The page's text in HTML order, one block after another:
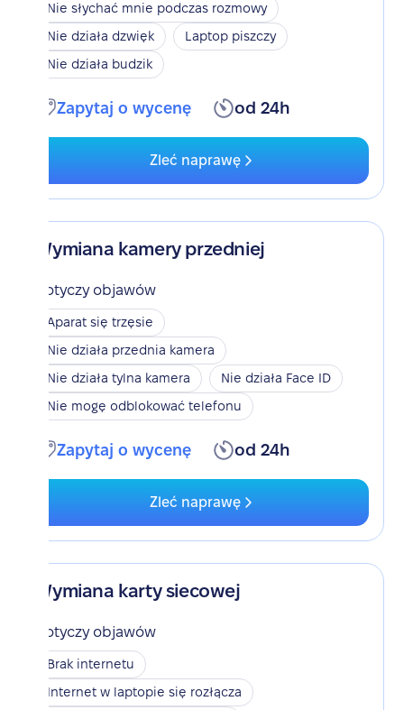
Nie słychać mnie podczas rozmowy
Nie działa dzwięk
Laptop piszczy
Nie działa budzik
Zapytaj o wycenę od 24h
Zleć naprawę
Wymiana kamery przedniej
Dotyczy objawów
Aparat się trzęsie
Nie działa przednia kamera
Nie działa tylna kamera
Nie działa Face ID
Nie mogę odblokować telefonu
Zapytaj o wycenę od 24h
Zleć naprawę
Wymiana karty siecowej
Dotyczy objawów
Brak internetu
Internet w laptopie się rozłącza